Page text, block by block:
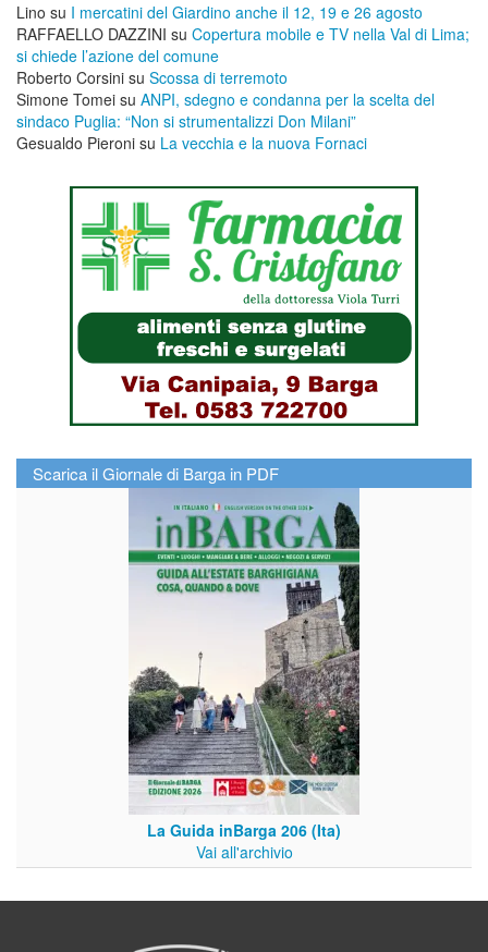
Lino su I mercatini del Giardino anche il 12, 19 e 26 agosto
RAFFAELLO DAZZINI su ​Copertura mobile e TV nella Val di Lima;
si chiede l’azione del comune
Roberto Corsini su Scossa di terremoto
Simone Tomei su ANPI, sdegno e condanna per la scelta del
sindaco Puglia: “Non si strumentalizzi Don Milani”
Gesualdo Pieroni su La vecchia e la nuova Fornaci
Scarica il Giornale di Barga in PDF
La Guida inBarga 206 (Ita)
Vai all'archivio